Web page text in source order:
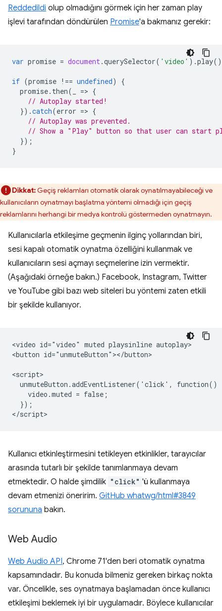
Reddedildi olup olmadığını görmek için her zaman play
işlevi tarafından döndürülen Promise'a bakmanız gerekir:
var promise = document .querySelector( 'video' ).play
if (promise !== undefined)
{
promise. then( => {
// Autoplay started!
}).catch(error => {
// Autoplay was prevented.
// Show a "Play" button so that user can start
});
}
Dikkat:Geçiş reklamları otomatik olarak oynatılmayabileceği ve
kullanıcıların oynatmayı başlatma yöntemi olmadığı için geçiş
reklamlarını herhangi bir medya kontrolü göstermeden oynatmayın.
Kullanıcılarla etkileşime geçmenin ilginç yollarından biri,
sesi kapalı otomatik oynatma özelliğini kullanmak ve
kullanıcıların sesi açmayı seçmelerine izin vermektir.
(Aşağıdaki örneğe bakın.) Facebook, Instagram, Twitter
ve YouTube gibi bazı web siteleri bu yöntemi zaten etkili
bir şekilde kullanıyor.
<video id="video" muted playsinline autoplay>
<button id="unmuteButton"></button>
<script>
unmuteButton.addEventListener('click', function()
    video.muted = false;
  });
Kullanıcı etkinleştirmesini tetikleyen etkinlikler, tarayıcılar
arasında tutarlı bir şekilde tanımlanmaya devam
etmektedir. O halde şimdilik "click" 'ü kullanmaya
devam etmenizi öneririm. GitHub whatwg/html#3849
sorununa bakın.
Web Audio
Web Audio API, Chrome 71'den beri otomatik oynatma
kapsamındadır. Bu konuda bilmeniz gereken birkaç nokta
var. Öncelikle, ses oynatmaya başlamadan önce kullanıcı
etkileşimi beklemek iyi bir uygulamadır. Böylece kullanıcılar